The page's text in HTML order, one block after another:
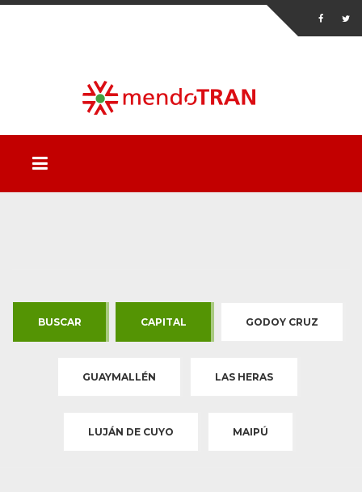
BUSCAR CAPITAL GODOY CRUZ
GUAYMALLÉN LAS HERAS
LUJÁN DE CUYO MAIPÚ